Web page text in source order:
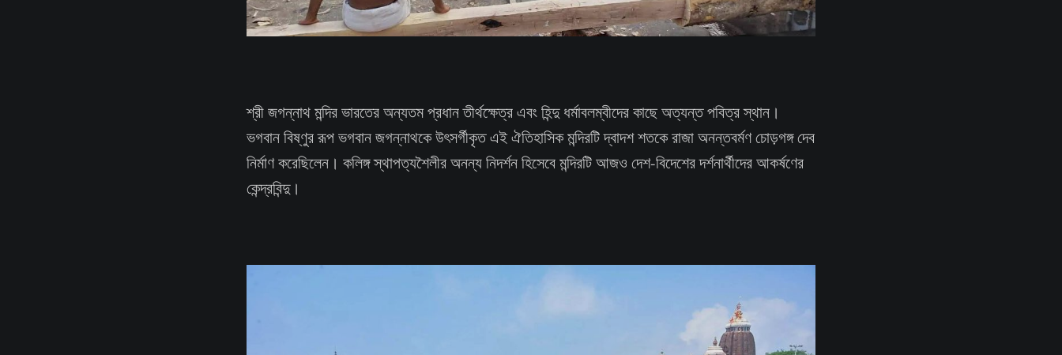
শ্রী জগন্নাথ মন্দির ভারতের অন্যতম প্রধান তীর্থক্ষেত্র এবং হিন্দু ধর্মাবলম্বীদের কাছে অত্যন্ত পবিত্র স্থান।
ভগবান বিষ্ণুর রূপ ভগবান জগন্নাথকে উৎসর্গীকৃত এই ঐতিহাসিক মন্দিরটি দ্বাদশ শতকে রাজা অনন্তবর্মণ চোড়গঙ্গ দেব
নির্মাণ করেছিলেন। কলিঙ্গ স্থাপত্যশৈলীর অনন্য নিদর্শন হিসেবে মন্দিরটি আজও দেশ-বিদেশের দর্শনার্থীদের আকর্ষণের
কেন্দ্রবিন্দু।